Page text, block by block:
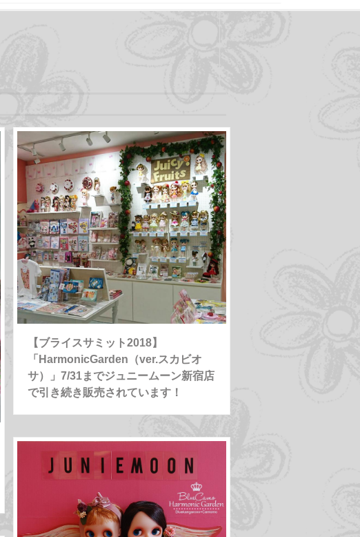
【ブライスサミット2018】
「HarmonicGarden（ver.スカビオ
サ）」7/31までジュニームーン新宿店
で引き続き販売されています！